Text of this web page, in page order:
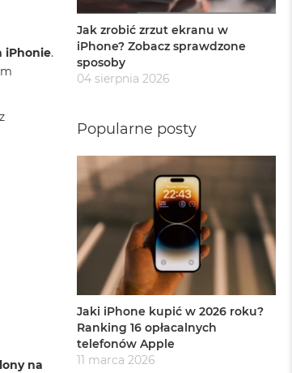
iPhonie.
na
Jak zrobić zrzut ekranu w
iPhone? Zobacz sprawdzone
sposoby
04 sierpnia 2026
Popularne posty
Jaki iPhone kupić w 2026 roku?
Ranking 16 opłacalnych
telefonów Apple
11 marca 2026